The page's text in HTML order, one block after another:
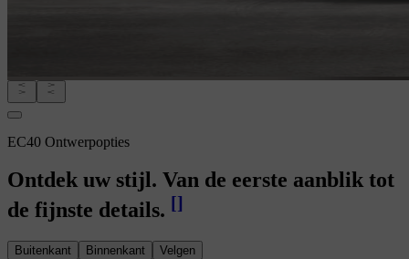
EC40 Ontwerpopties
Ontdek uw stijl. Van de eerste aanblik tot
de fijnste details. []
Buitenkant Binnenkant Velgen